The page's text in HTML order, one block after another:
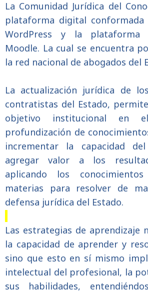
La Comunidad Jurídica del
plataforma digital
WordPress y la plataforma
Moodle. La cual se encuentra
la red nacional de abogados del
La actualización jurídica de
contratistas del Estado,
objetivo institucional en
profundización de
incrementar la capacidad
agregar valor a los
aplicando los
materias para resolver de
defensa jurídica del Estado.
Las estrategias de aprendizaje
la capacidad de aprender y
sino que esto en sí mismo
intelectual del profesional, la
sus habilidades,